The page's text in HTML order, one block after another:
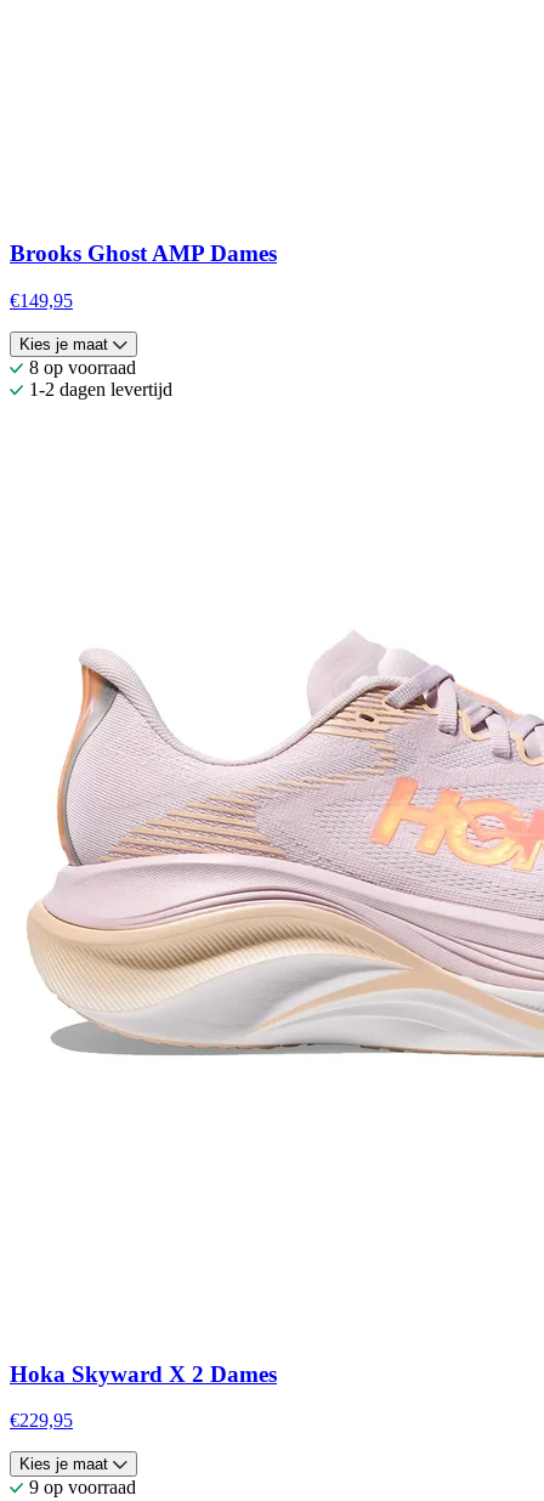
Brooks Ghost AMP Dames
€149,95
Kies je maat
8 op voorraad
1-2 dagen levertijd
Hoka Skyward X 2 Dames
€229,95
Kies je maat
9 op voorraad